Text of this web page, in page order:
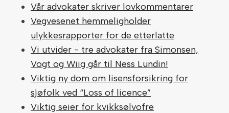
Vår advokater skriver lovkommentarer
Vegvesenet hemmeligholder
ulykkesrapporter for de etterlatte
Vi utvider - tre advokater fra Simonsen,
Vogt og Wiig går til Ness Lundin!
Viktig ny dom om lisensforsikring for
sjøfolk ved “Loss of licence”
Viktig seier for kvikksølvofre